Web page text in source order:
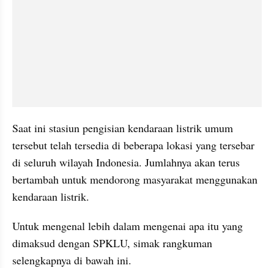
Saat ini stasiun pengisian kendaraan listrik umum
tersebut telah tersedia di beberapa lokasi yang tersebar
di seluruh wilayah Indonesia. Jumlahnya akan terus
bertambah untuk mendorong masyarakat menggunakan
kendaraan listrik.
Untuk mengenal lebih dalam mengenai apa itu yang
dimaksud dengan SPKLU, simak rangkuman
selengkapnya di bawah ini.